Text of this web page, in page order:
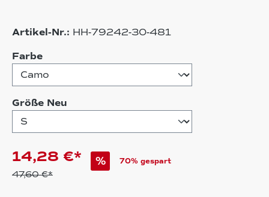
Artikel-Nr.: HH-79242-30-481
Farbeauswählen
Größe Neu
14,28 €*
47,60 €*
% 70% gespart